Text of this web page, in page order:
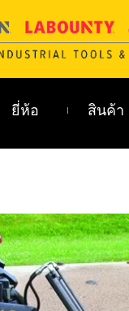
ยี่ห้อ สินค้า